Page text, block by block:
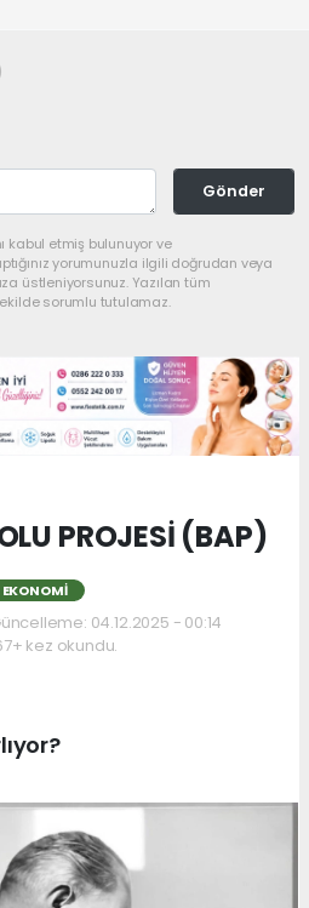
Gönder
kabul etmiş bulunuyor ve
yorumunuzla ilgili doğrudan veya
üstleniyorsunuz. Yazılan tüm
sorumlu tutulamaz.
PROJESİ (BAP)
EKONOMI
04.12.2025 - 00:14
kez okundu.